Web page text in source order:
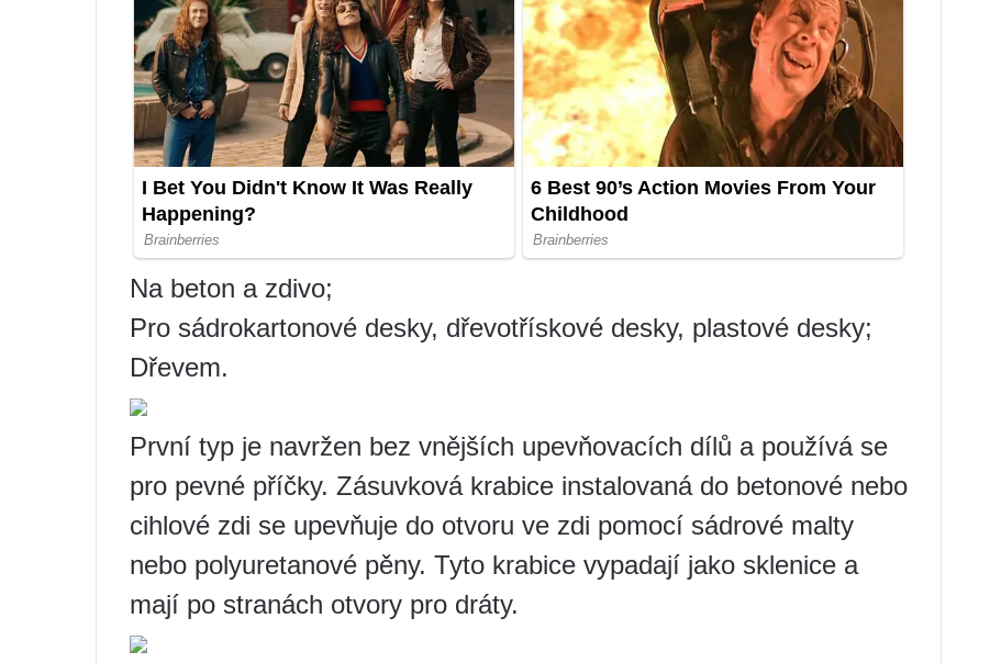
Na beton a zdivo;
Pro sádrokartonové desky, dřevotřískové desky, plastové desky;
Dřevem.
První typ je navržen bez vnějších upevňovacích dílů a používá se
pro pevné příčky. Zásuvková krabice instalovaná do betonové nebo
cihlové zdi se upevňuje do otvoru ve zdi pomocí sádrové malty
nebo polyuretanové pěny. Tyto krabice vypadají jako sklenice a
mají po stranách otvory pro dráty.